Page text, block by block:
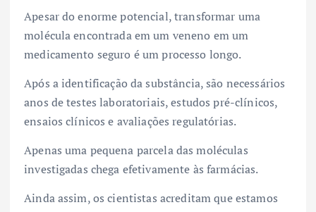
Apesar do enorme potencial, transformar uma
molécula encontrada em um veneno em um
medicamento seguro é um processo longo.
Após a identificação da substância, são necessários
anos de testes laboratoriais, estudos pré-clínicos,
ensaios clínicos e avaliações regulatórias.
Apenas uma pequena parcela das moléculas
investigadas chega efetivamente às farmácias.
Ainda assim, os cientistas acreditam que estamos